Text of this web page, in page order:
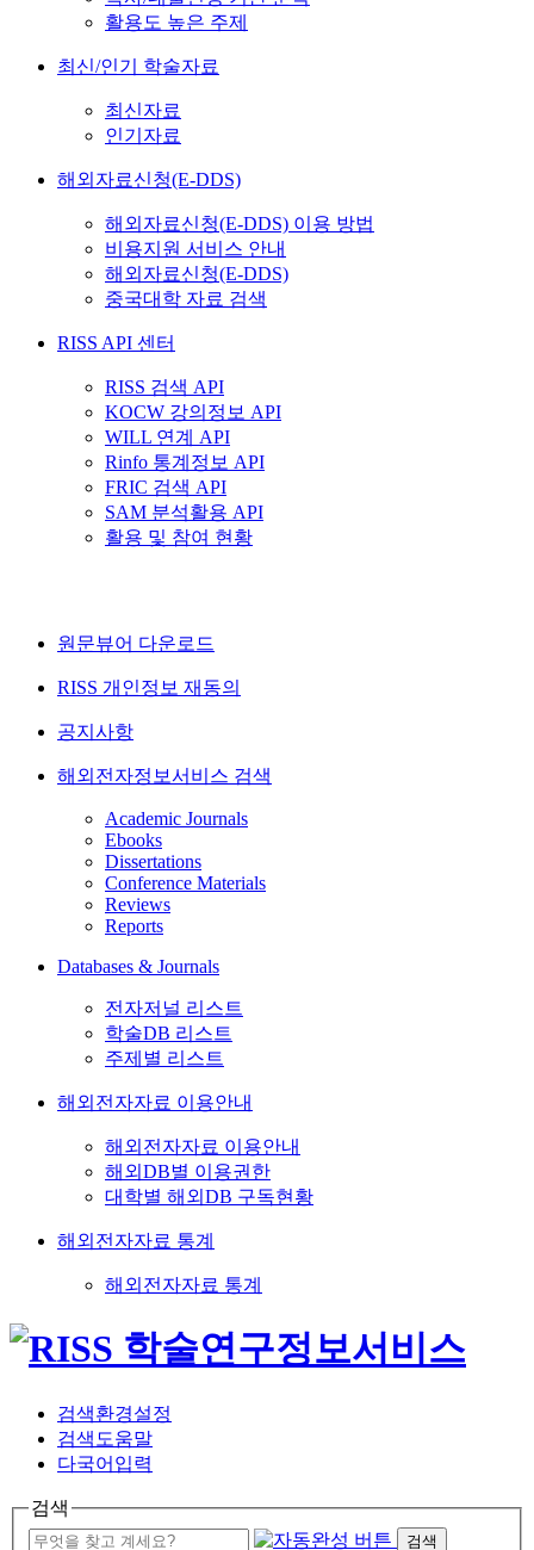
활용도 높은 주제
최신/인기 학술자료
최신자료
인기자료
해외자료신청(E-DDS)
해외자료신청(E-DDS) 이용 방법
비용지원 서비스 안내
해외자료신청(E-DDS)
중국대학 자료 검색
RISS API 센터
RISS 검색 API
KOCW 강의정보 API
WILL 연계 API
Rinfo 통계정보 API
FRIC 검색 API
SAM 분석활용 API
활용 및 참여 현황
원문뷰어 다운로드
RISS 개인정보 재동의
공지사항
해외전자정보서비스 검색
Academic Journals
Ebooks
Dissertations
Conference Materials
Reviews
Reports
Databases & Journals
전자저널 리스트
학술DB 리스트
주제별 리스트
해외전자자료 이용안내
해외전자자료 이용안내
해외DB별 이용권한
대학별 해외DB 구독현황
해외전자자료 통계
해외전자자료 통계
검색환경설정
검색도움말
다국어입력
검색
검색